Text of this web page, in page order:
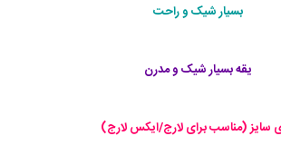
بسيار شيک و راحت
یقه بسیار شیک و مدرن
سایز (مناسب برای لارج/ایکس لارج)